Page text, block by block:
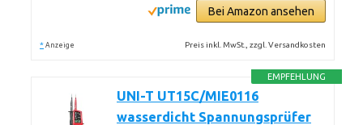
Bei Amazon ansehen
* Anzeige Preis inkl. MwSt., zzgl. Versandkosten
EMPFEHLUNG
UNI-T UT15C/MIE0116
wasserdicht Spannungsprüfer